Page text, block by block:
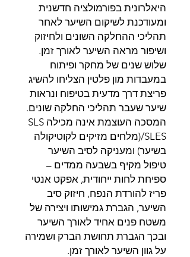
היאלרונית בפורמולציה חדשנית
ומעודכנת לשיקום השיער לאחר
תהליכי ההחלקה השונים ולחיזוק
ושיפור מראה השיער לאורך זמן.
שלוש שנים של מחקר ופיתוח
במעבדות מון פלטין הצליחו להשיג
פריצת דרך מדעית בטיפוח ונראות
שיער שעבר תהליכי החלקה שונים.
המסכה העוצמת אינה מכילה SLS
/SLES(מלחים מזיקים לקוטיקולה
בשיער) ומעניקה לסיב השיער
טיפול מקיף בשבעה ממדים –
ספיחת לחות ייחודית, אפקט אנטי
פריז להורדת הנפח, חיזוק סיב
השיער, הגברת גמישותו ויצירה של
משטח פנים אחיד לאורך השיער
ובכך הגברת תחושת הברק ושמירה
על גוון השיער לאורך זמן.